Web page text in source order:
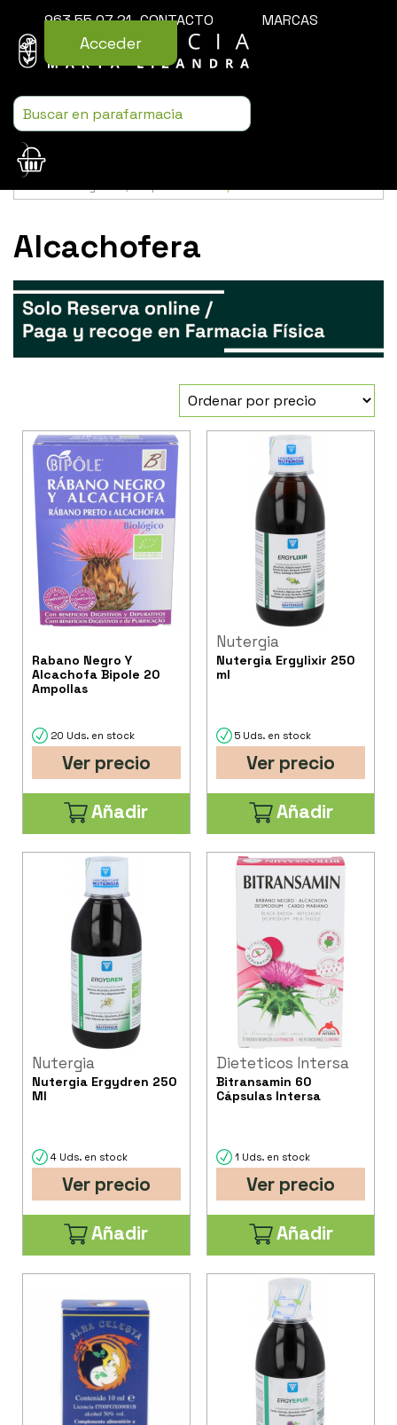
963 55 07 21 CONTACTO MARCAS
Acceder
Usamos cookies para mejorar la experiencia de la web. Si sigues
Alcachofera
Rabano Negro Y
Alcachofa Bipole 20
Ampollas
20 Uds. en stock
Ver precio
Añadir
Nutergia
Nutergia Ergylixir 250
ml
5 Uds. en stock
Ver precio
Añadir
Nutergia
Nutergia Ergydren 250
Ml
4 Uds. en stock
Ver precio
Añadir
Dieteticos Intersa
Bitransamin 60
Cápsulas Intersa
1 Uds. en stock
Ver precio
Añadir